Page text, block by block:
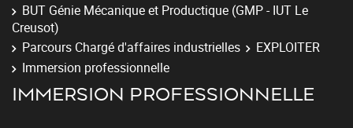
BUT Génie Mécanique et Productique (GMP - IUT Le
Creusot)
Parcours Chargé d'affaires industrielles
EXPLOITER
Immersion professionnelle
IMMERSION PROFESSIONNELLE